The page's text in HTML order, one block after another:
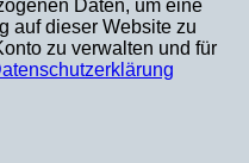
Daten, um eine
auf dieser Website zu
zu verwalten und für